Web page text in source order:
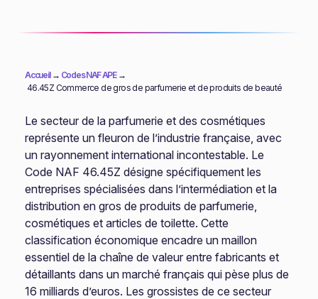
Accueil→ Codes NAF APE→
46.45Z Commerce de gros de parfumerie et de produits de beauté
Le secteur de la parfumerie et des cosmétiques
représente un fleuron de l’industrie française, avec
un rayonnement international incontestable. Le
Code NAF 46.45Z désigne spécifiquement les
entreprises spécialisées dans l’intermédiation et la
distribution en gros de produits de parfumerie,
cosmétiques et articles de toilette. Cette
classification économique encadre un maillon
essentiel de la chaîne de valeur entre fabricants et
détaillants dans un marché français qui pèse plus de
16 milliards d’euros. Les grossistes de ce secteur